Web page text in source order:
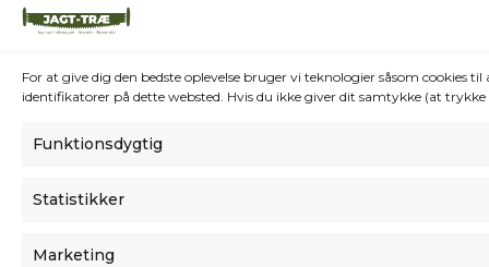
For at give dig den bedste oplevelse bruger vi teknologier såsom
identifikatorer på dette websted. Hvis du ikke giver dit samtykke (at
Funktionsdygtig
Statistikker
Marketing